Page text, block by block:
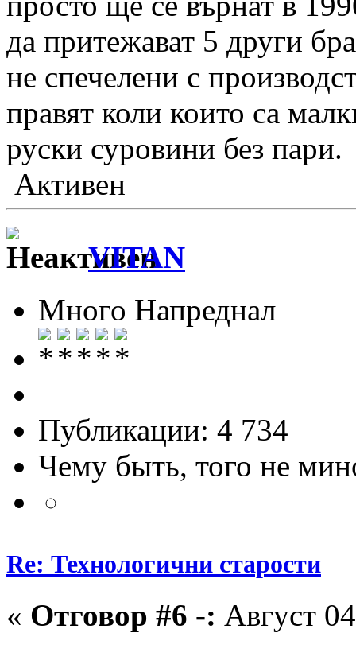
да притежават 5 други
не спечелени с
правят коли които са
руски суровини без пари.
Активен
VITAN
Много Напреднал
Публикации: 4 734
Чему быть, того не
Re: Технологични старости
« Отговор #6 -: Август